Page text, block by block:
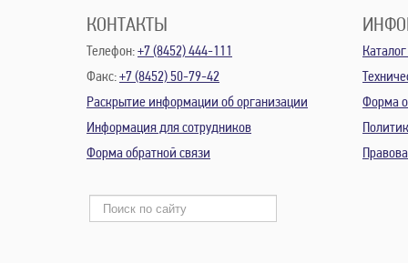
КОНТАКТЫ
Телефон:+7 (8452) 444-111
Факс:+7 (8452) 50-79-42
Раскрытие информации об организации
Информация для сотрудников
Форма обратной связи
Форма